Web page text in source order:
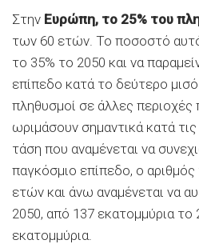
Στην Ευρώπη, το 25% του
των 60 ετών. Το ποσοστό
το 35% το 2050 και να
επίπεδο κατά το δεύτερο
πληθυσμοί σε άλλες περιοχές
ωριμάσουν σημαντικά κατά
τάση που αναμένεται να
παγκόσμιο επίπεδο, ο
ετών και άνω αναμένεται να
2050, από 137 εκατομμύρια το
εκατομμύρια.